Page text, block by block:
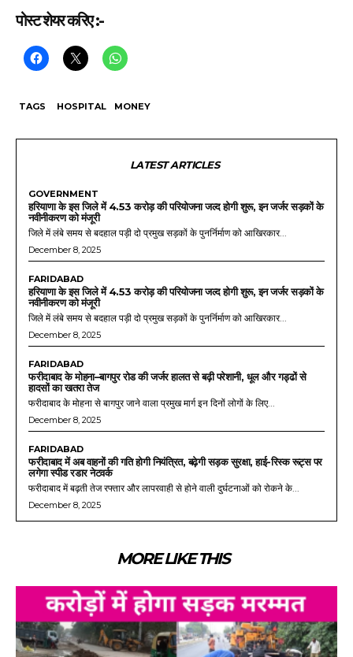
पोस्ट शेयर करिए :-
TAGS HOSPITAL MONEY
LATEST ARTICLES
GOVERNMENT
हरियाणा के इस जिले में 4.53 करोड़ की परियोजना जल्द होगी शुरू, इन जर्जर सड़कों के
नवीनीकरण को मंजूरी
जिले में लंबे समय से बदहाल पड़ी दो प्रमुख सड़कों के पुनर्निर्माण को आखिरकार...
December 8, 2025
FARIDABAD
हरियाणा के इस जिले में 4.53 करोड़ की परियोजना जल्द होगी शुरू, इन जर्जर सड़कों के
नवीनीकरण को मंजूरी
जिले में लंबे समय से बदहाल पड़ी दो प्रमुख सड़कों के पुनर्निर्माण को आखिरकार...
December 8, 2025
FARIDABAD
फरीदाबाद के मोहना–बागपुर रोड की जर्जर हालत से बढ़ी परेशानी, धूल और गड्ढों से
हादसों का खतरा तेज
फरीदाबाद के मोहना से बागपुर जाने वाला प्रमुख मार्ग इन दिनों लोगों के लिए...
December 8, 2025
FARIDABAD
फरीदाबाद में अब वाहनों की गति होगी नियंत्रित, बढ़ेगी सड़क सुरक्षा, हाई-रिस्क रूट्स पर
लगेगा स्पीड रडार नेटवर्क
फरीदाबाद में बढ़ती तेज रफ्तार और लापरवाही से होने वाली दुर्घटनाओं को रोकने के...
December 8, 2025
MORE LIKE THIS